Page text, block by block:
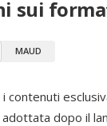
sui
MAUD
dopo il